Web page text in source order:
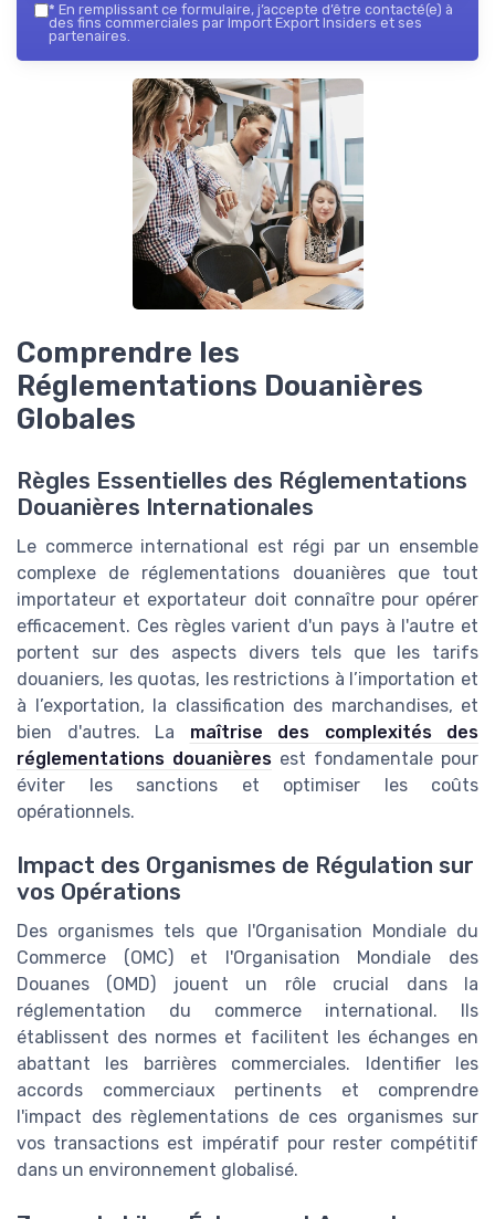
* En remplissant ce formulaire, j’accepte d’être contacté(e) à
des fins commerciales par Import Export Insiders et ses
partenaires.
Comprendre les
Réglementations Douanières
Globales
Règles Essentielles des Réglementations
Douanières Internationales
Le commerce international est régi par un ensemble
complexe de réglementations douanières que tout
importateur et exportateur doit connaître pour opérer
efficacement. Ces règles varient d'un pays à l'autre et
portent sur des aspects divers tels que les tarifs
douaniers, les quotas, les restrictions à l’importation et
à l’exportation, la classification des marchandises, et
bien d'autres. La maîtrise des complexités des
réglementations douanières est fondamentale pour
éviter les sanctions et optimiser les coûts
opérationnels.
Impact des Organismes de Régulation sur
vos Opérations
Des organismes tels que l'Organisation Mondiale du
Commerce (OMC) et l'Organisation Mondiale des
Douanes (OMD) jouent un rôle crucial dans la
réglementation du commerce international. Ils
établissent des normes et facilitent les échanges en
abattant les barrières commerciales. Identifier les
accords commerciaux pertinents et comprendre
l'impact des règlementations de ces organismes sur
vos transactions est impératif pour rester compétitif
dans un environnement globalisé.